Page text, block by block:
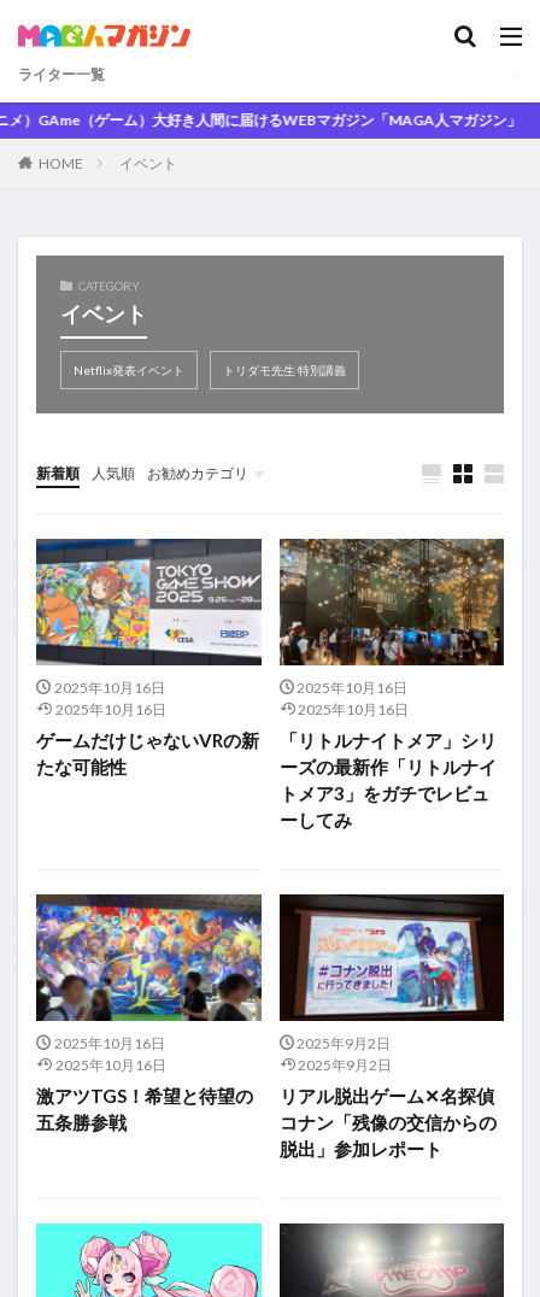
ライター一覧
（ゲーム）大好き人間に届けるWEBマガジン「MAGA人マガジン」
HOME イベント
CATEGORY
イベント
Netflix発表イベント トリダモ先生 特別講義
新着順 人気順 お勧めカテゴリ
未分類
2025年10月16日
2025年10月16日
ゲームだけじゃないVRの新
たな可能性
2025年10月16日
2025年10月16日
「リトルナイトメア」シリ
ーズの最新作「リトルナイ
トメア3」をガチでレビュ
ーしてみ
2025年10月16日
2025年10月16日
激アツTGS！希望と待望の
五条勝参戦
2025年9月2日
2025年9月2日
リアル脱出ゲーム✕名探偵
コナン「残像の交信からの
脱出」参加レポート